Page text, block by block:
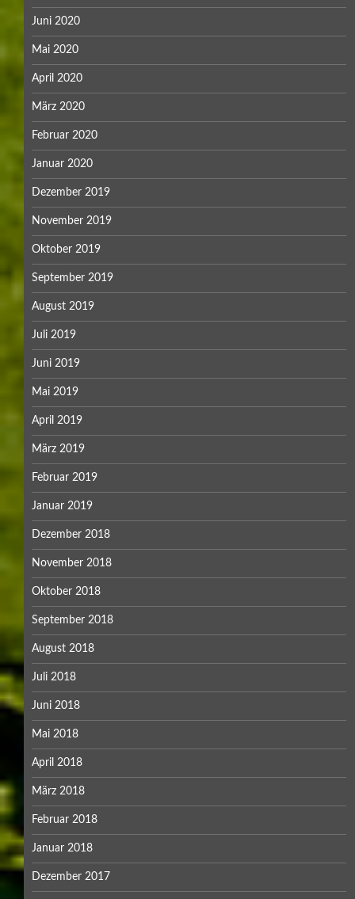
Juni 2020
Mai 2020
April 2020
März 2020
Februar 2020
Januar 2020
Dezember 2019
November 2019
Oktober 2019
September 2019
August 2019
Juli 2019
Juni 2019
Mai 2019
April 2019
März 2019
Februar 2019
Januar 2019
Dezember 2018
November 2018
Oktober 2018
September 2018
August 2018
Juli 2018
Juni 2018
Mai 2018
April 2018
März 2018
Februar 2018
Januar 2018
Dezember 2017